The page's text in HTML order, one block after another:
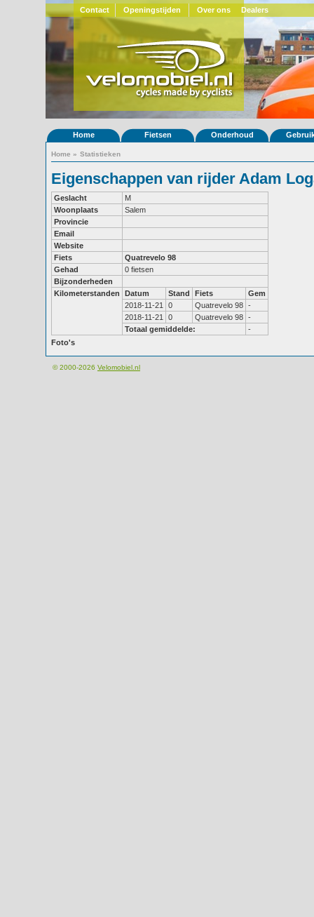
Contact Openingstijden Over ons Dealers
Home Fietsen Onderhoud
Home » Statistieken
Eigenschappen van rijder Adam
Geslacht
M
Woonplaats
Salem
Provincie
Email
Website
Fiets
Quatrevelo 98
Gehad
0 fietsen
Bijzonderheden
Kilometerstanden
Datum Stand Fiets
Gem
2018-11-21
0 Quatrevelo 98 -
2018-11-21
0 Quatrevelo 98 -
Totaal gemiddelde:
-
Foto's
© 2000-2026 Velomobiel.nl